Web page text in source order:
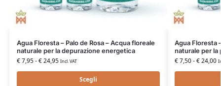
Agua Floresta – Palo de Rosa – Acqua floreale
naturale per la depurazione energetica
€7,95-€24,95 Incl. VAT
Scegli
Agua Floresta
naturale per la
€7,50-€24,00